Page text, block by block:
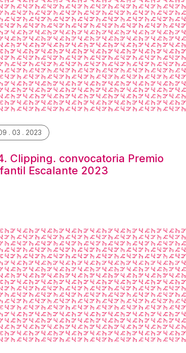
. 03 . 2023
Clipping. convocatoria Premio
Escalante 2023